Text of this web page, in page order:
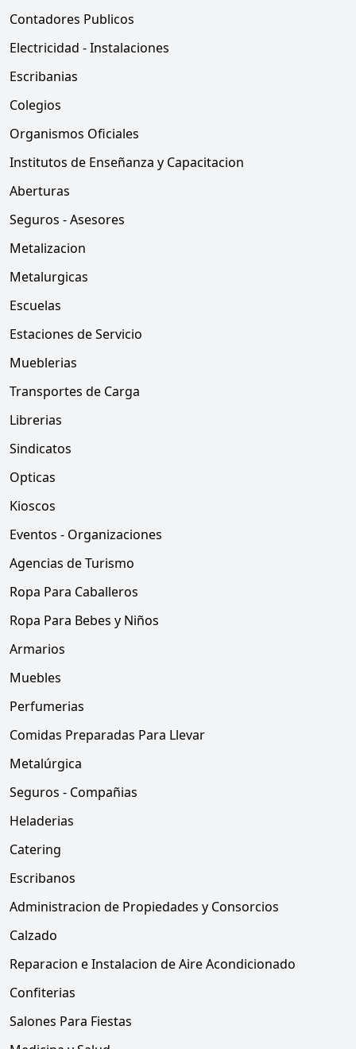
Contadores Publicos
Electricidad - Instalaciones
Escribanias
Colegios
Organismos Oficiales
Institutos de Enseñanza y Capacitacion
Aberturas
Seguros - Asesores
Metalizacion
Metalurgicas
Escuelas
Estaciones de Servicio
Mueblerias
Transportes de Carga
Librerias
Sindicatos
Opticas
Kioscos
Eventos - Organizaciones
Agencias de Turismo
Ropa Para Caballeros
Ropa Para Bebes y Niños
Armarios
Muebles
Perfumerias
Comidas Preparadas Para Llevar
Metalúrgica
Seguros - Compañias
Heladerias
Catering
Escribanos
Administracion de Propiedades y Consorcios
Calzado
Reparacion e Instalacion de Aire Acondicionado
Confiterias
Salones Para Fiestas